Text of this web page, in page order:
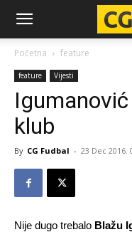
CG-
Fudbal
Početna feature
feature Vijesti
klub
By CG Fudbal - 23 Dec 2016.
Nije dugo trebalo Blažu